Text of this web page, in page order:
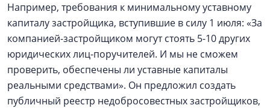
Например, требования к минимальному уставному
капиталу застройщика, вступившие в силу 1 июля: «За
компанией-застройщиком могут стоять 5-10 других
юридических лиц-поручителей. И мы не сможем
проверить, обеспечены ли уставные капиталы
реальными средствами». Он предложил создать
публичный реестр недобросовестных застройщиков,